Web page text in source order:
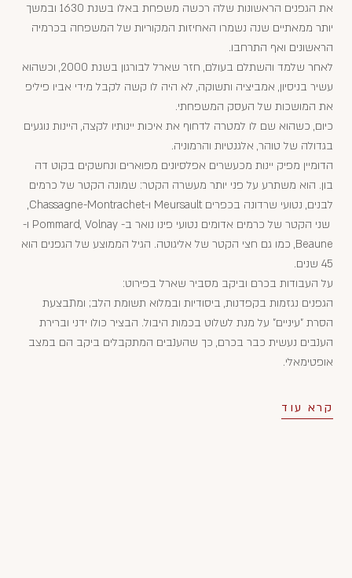
את הגפנים הראשונות שלה רכשה משפחת באלו בשנת 1630 ובמשך
יותר ממאתיים שנה נשמרו האחיזות המקוריות של המשפחה בכרמיה
הראשונים ואף התרחבו.
לאחר שלמד והשתלם בעולם, חזר שארל לבורגון בשנת 2000, וכשהוא
עשיר בניסיון, אמביציה ותשוקה, לא היה לו קשה לקבל מידי אביו פיליפ
את המושכות של העסק המשפחתי.
כיום, כשהוא שם לו למטרה לדחוף את איכות יינותיו לקצה, היינות נוגעים
בגדולה של טוהר, אלגנטיות והרמוניה.
הדומיין מפיק יינות מכעשרים אפלסיונים מפוארים ונחשקים בקוט דה
בון. הוא משתרע על פני יותר מעשרה הקטר: שמונה הקטר של כרמים
לבנים, נטועי שרדונה בכפרים Meursault ו-Chassagne-Montrachet,
שני הקטר של כרמים אדומים נטועי פינו נואר ב- Pommard, Volnay ו-
Beaune, כמו גם חצי הקטר של אליגוטה. הגיל הממוצע של הגפנים הוא
45 שנים.
על העבודות בכרם וביקב מסביר שארל בפירוט:
הגפנים נגזמות בקפדנות, ביסודיות ובמלוא תשומת הלב; ומתבצעת
הסרת "עיניים" על מנת לשלוט בכמות היבול. הבציר כולו ידני וברירת
הענבים נעשית כבר בכרם, כך שהענבים המתקבלים ביקב הם במצב
אופטימאלי.
קרא עוד